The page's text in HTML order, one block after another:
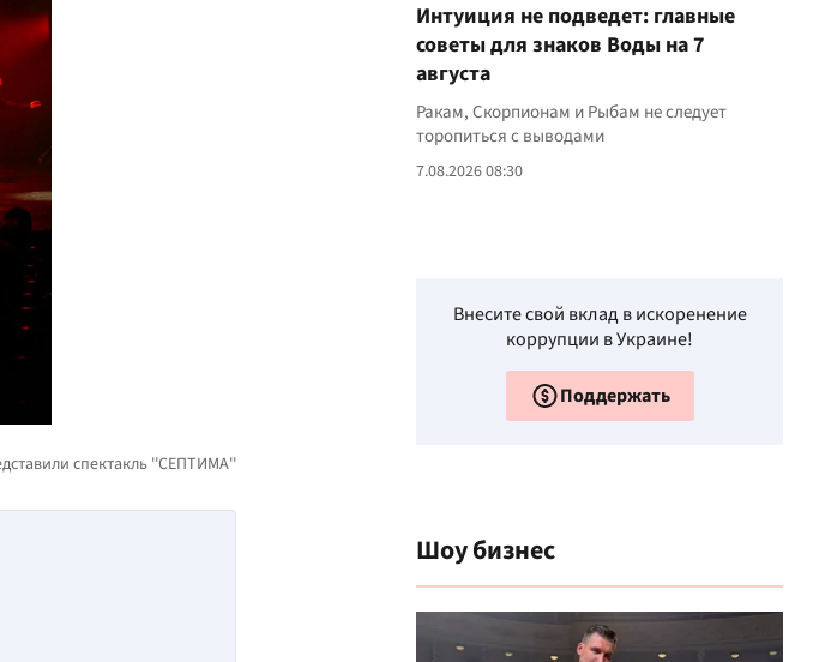
Интуиция не подведет: главные
советы для знаков Воды на 7
августа
Ракам, Скорпионам и Рыбам не следует
торопиться с выводами
7.08.2026 08:30
Внесите свой вклад в искоренение
коррупции в Украине!
Поддержать
Шоу бизнес